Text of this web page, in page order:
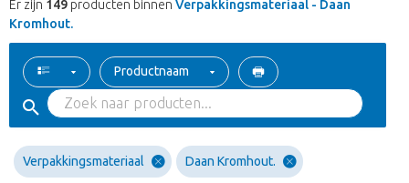
Er zijn 149 producten binnen Verpakkingsmateriaal - Daan
Kromhout.
Productnaam
Verpakkingsmateriaal Daan Kromhout.